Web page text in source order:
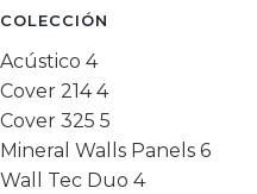
COLECCIÓN
Acústico 4
Cover 214 4
Cover 325 5
Mineral Walls Panels 6
Wall Tec Duo 4